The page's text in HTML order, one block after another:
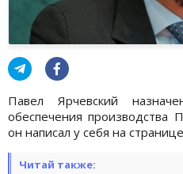
Павел Ярчевский
обеспечения
он написал у себя на
Читай также: